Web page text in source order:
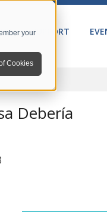
your
Cookies
SUPPORT
Debería